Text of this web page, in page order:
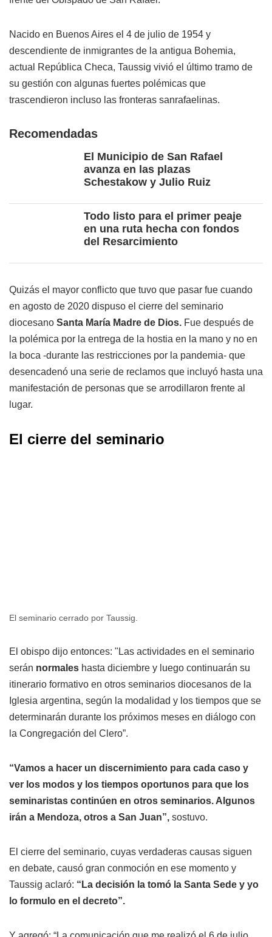
Nacido en Buenos Aires el 4 de julio de 1954 y
descendiente de inmigrantes de la antigua Bohemia,
actual República Checa, Taussig vivió el último tramo de
su gestión con algunas fuertes polémicas que
trascendieron incluso las fronteras sanrafaelinas.
Recomendadas
El Municipio de San Rafael
avanza en las plazas
Schestakow y Julio Ruiz
Todo listo para el primer peaje
en una ruta hecha con fondos
del Resarcimiento
Quizás el mayor conflicto que tuvo que pasar fue cuando
en agosto de 2020 dispuso el cierre del seminario
diocesano Santa María Madre de Dios. Fue después de
la polémica por la entrega de la hostia en la mano y no en
la boca -durante las restricciones por la pandemia- que
desencadenó una serie de reclamos que incluyó hasta una
manifestación de personas que se arrodillaron frente al
lugar.
El cierre del seminario
El seminario cerrado por Taussig.
El obispo dijo entonces: "Las actividades en el seminario
serán normales hasta diciembre y luego continuarán su
itinerario formativo en otros seminarios diocesanos de la
Iglesia argentina, según la modalidad y los tiempos que se
determinarán durante los próximos meses en diálogo con
la Congregación del Clero”.
“Vamos a hacer un discernimiento para cada caso y
ver los modos y los tiempos oportunos para que los
seminaristas continúen en otros seminarios. Algunos
irán a Mendoza, otros a San Juan”, sostuvo.
El cierre del seminario, cuyas verdaderas causas siguen
en debate, causó gran conmoción en ese momento y
Taussig aclaró: “La decisión la tomó la Santa Sede y yo
lo formulo en el decreto”.